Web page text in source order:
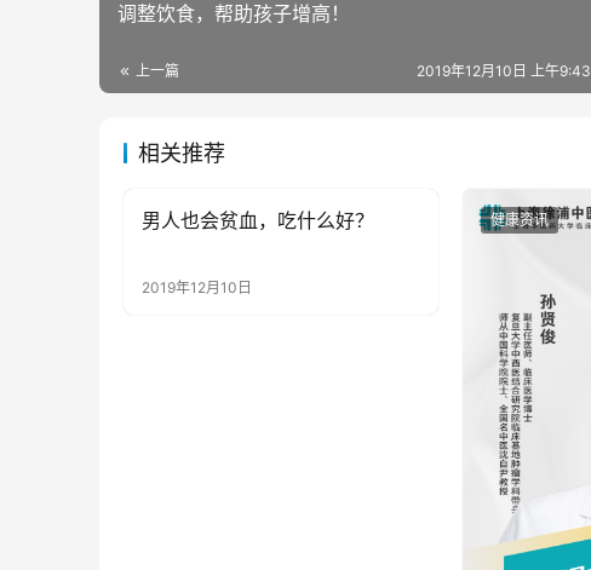
调整饮食，帮助孩子增高！
上一篇 2019年12月10日 上午9:43
相关推荐
健康资讯
男人也会贫血，吃什么好？
2019年12月10日
健康资讯